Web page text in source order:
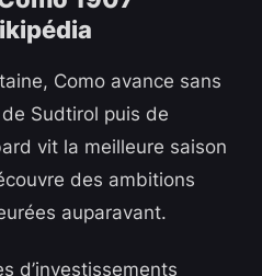
Como avance sans
Sudtirol puis de
vit la meilleure saison
des ambitions
auparavant.
d’investissements